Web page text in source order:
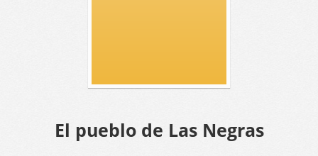
El pueblo de Las Negras